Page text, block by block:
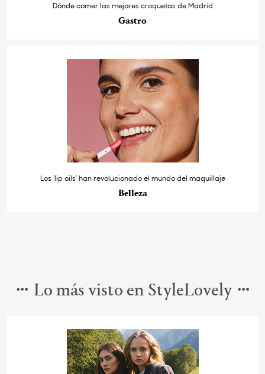
Dónde comer las mejores croquetas de Madrid
Gastro
Los ‘lip oils’ han revolucionado el mundo del maquillaje
Belleza
Lo más visto en StyleLovely